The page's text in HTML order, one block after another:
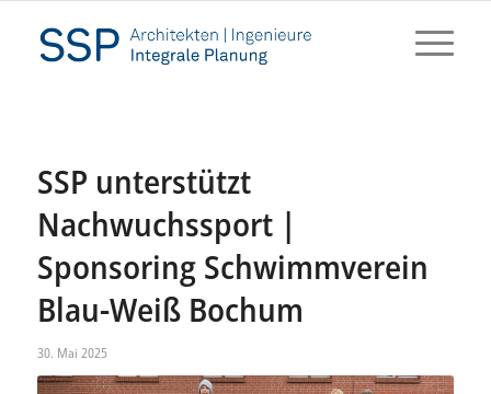
SSP unterstützt
Nachwuchssport |
Sponsoring Schwimmverein
Blau-Weiß Bochum
30. Mai 2025